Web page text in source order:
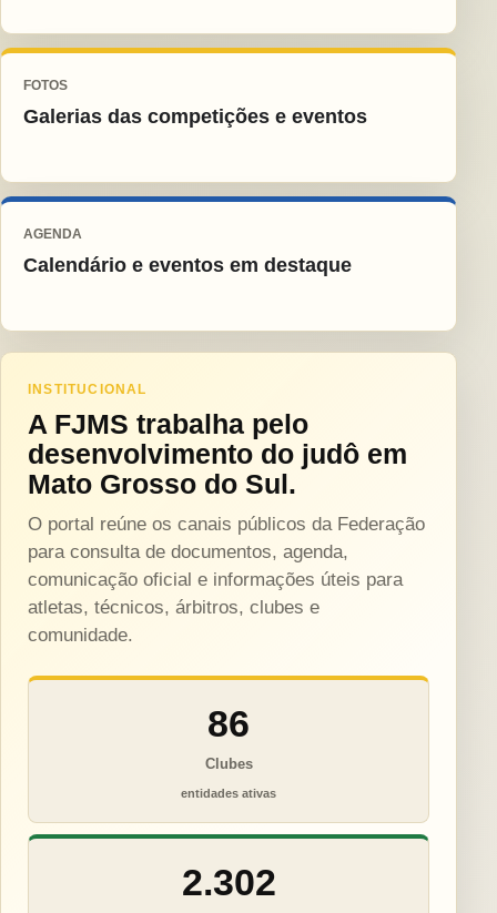
FOTOS
Galerias das competições e eventos
AGENDA
Calendário e eventos em destaque
INSTITUCIONAL
A FJMS trabalha pelo
desenvolvimento do judô em
Mato Grosso do Sul.
O portal reúne os canais públicos da Federação
para consulta de documentos, agenda,
comunicação oficial e informações úteis para
atletas, técnicos, árbitros, clubes e
comunidade.
86
Clubes
entidades ativas
2.302